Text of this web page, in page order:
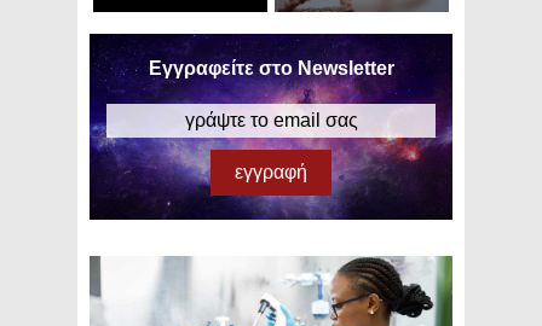
Εγγραφείτε στο Newsletter